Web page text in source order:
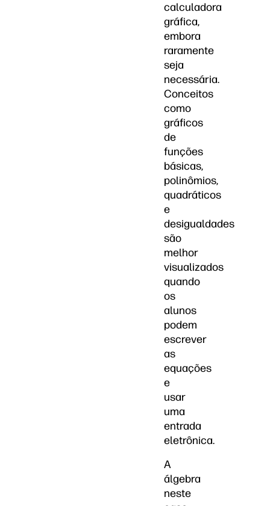
calculadora
gráfica,
embora
raramente
seja
necessária.
Conceitos
como
gráficos
de
funções
básicas,
polinômios,
quadráticos
e
desigualdades
são
melhor
visualizados
quando
os
alunos
podem
escrever
as
equações
e
usar
uma
entrada
eletrônica.
A
álgebra
neste